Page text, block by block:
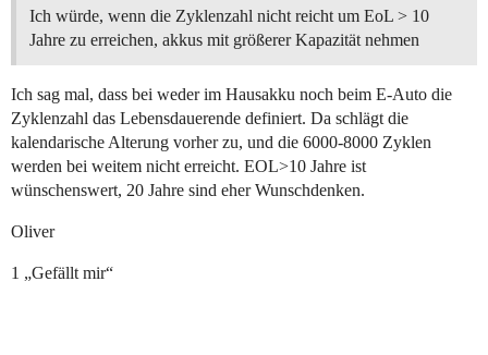
Ich würde, wenn die Zyklenzahl nicht reicht um EoL > 10
Jahre zu erreichen, akkus mit größerer Kapazität nehmen
Ich sag mal, dass bei weder im Hausakku noch beim E-Auto die
Zyklenzahl das Lebensdauerende definiert. Da schlägt die
kalendarische Alterung vorher zu, und die 6000-8000 Zyklen
werden bei weitem nicht erreicht. EOL>10 Jahre ist
wünschenswert, 20 Jahre sind eher Wunschdenken.
Oliver
1 „Gefällt mir“